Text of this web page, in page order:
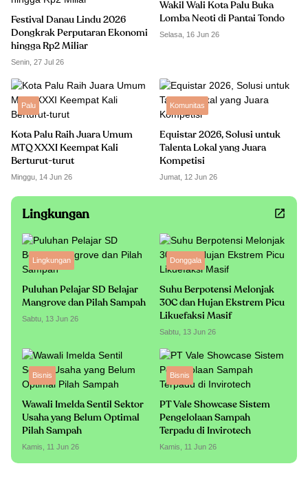
Festival Danau Lindu 2026
Dongkrak Perputaran Ekonomi
hingga Rp2 Miliar
Senin, 27 Jul 26
Wakil Wali Kota Palu Buka
Lomba Neoti di Pantai Tondo
Selasa, 16 Jun 26
Palu
Kota Palu Raih Juara Umum
MTQ XXXI Keempat Kali
Berturut-turut
Minggu, 14 Jun 26
Komunitas
Equistar 2026, Solusi untuk
Talenta Lokal yang Juara
Kompetisi
Jumat, 12 Jun 26
Lingkungan
Lingkungan
Puluhan Pelajar SD Belajar
Mangrove dan Pilah Sampah
Sabtu, 13 Jun 26
Donggala
Suhu Berpotensi Melonjak
30C dan Hujan Ekstrem Picu
Likuefaksi Masif
Sabtu, 13 Jun 26
Bisnis
Wawali Imelda Sentil Sektor
Usaha yang Belum Optimal
Pilah Sampah
Kamis, 11 Jun 26
Bisnis
PT Vale Showcase Sistem
Pengelolaan Sampah
Terpadu di Invirotech
Kamis, 11 Jun 26